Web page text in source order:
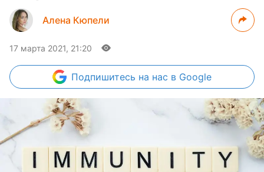
Алена Кюпели
17 марта 2021, 21:20
Подпишитесь на нас в Google